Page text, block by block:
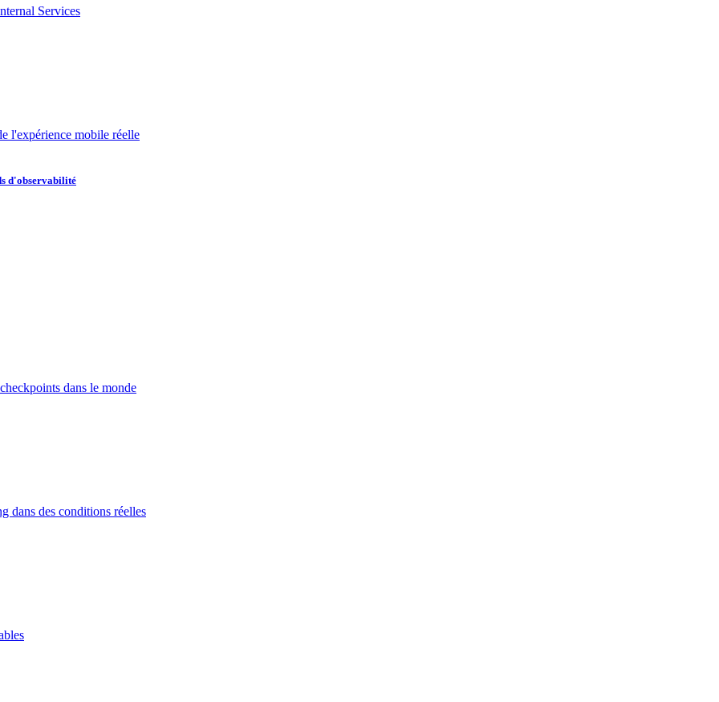
Services
l'expérience mobile réelle
d'observabilité
dans le monde
dans des conditions réelles